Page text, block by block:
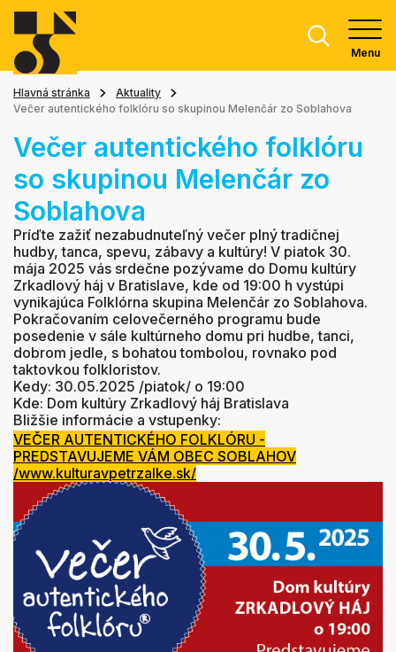
Menu
Hlavná stránka
Aktuality
Večer autentického folklóru so skupinou Melenčár zo Soblahova
Večer autentického folklóru
so skupinou Melenčár zo
Soblahova
Príďte zažiť nezabudnuteľný večer plný tradičnej
hudby, tanca, spevu, zábavy a kultúry! V piatok 30.
mája 2025 vás srdečne pozývame do Domu kultúry
Zrkadlový háj v Bratislave, kde od 19:00 h vystúpi
vynikajúca Folklórna skupina Melenčár zo Soblahova.
Pokračovaním celovečerného programu bude
posedenie v sále kultúrneho domu pri hudbe, tanci,
dobrom jedle, s bohatou tombolou, rovnako pod
taktovkou folkloristov.
Kedy: 30.05.2025 /piatok/ o 19:00
Kde: Dom kultúry Zrkadlový háj Bratislava
Bližšie informácie a vstupenky:
VEČER AUTENTICKÉHO FOLKLÓRU -
PREDSTAVUJEME VÁM OBEC SOBLAHOV
/www.kulturavpetrzalke.sk/